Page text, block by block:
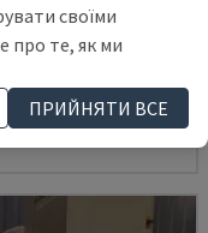
ТИПУ
67.000 €
своїми
про те, як ми
ПРИЙНЯТИ ВСЕ